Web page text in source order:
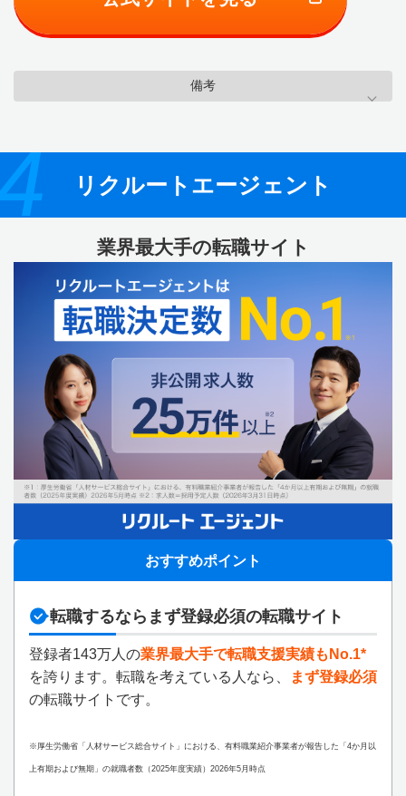
備考
リクルートエージェント
業界最大手の転職サイト
おすすめポイント
転職するならまず登録必須の転職サイト
登録者143万人の業界最大手で転職支援実績もNo.1*
を誇ります。転職を考えている人なら、
まず登録必須
の転職サイトです。
※厚生労働省「人材サービス総合サイト」における、有料職業紹介事業者が報告した「4か月以
上有期および無期」の就職者数（2025年度実績）2026年5月時点